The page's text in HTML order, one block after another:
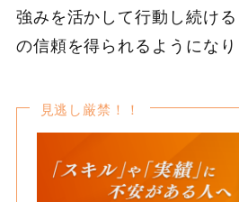
強みを活かして行動し続け
の信頼を得られるようになり
見逃し厳禁！！